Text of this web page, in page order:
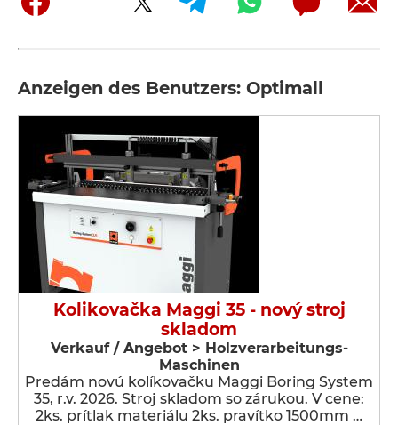
Anzeigen des Benutzers: Optimall
Kolikovačka Maggi 35 - nový stroj
skladom
Verkauf / Angebot > Holzverarbeitungs-
Maschinen
Predám novú kolíkovačku Maggi Boring System
35, r.v. 2026. Stroj skladom so zárukou. V cene:
2ks. prítlak materiálu 2ks. pravítko 1500mm …